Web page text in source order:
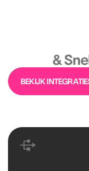
&
BEKIJK